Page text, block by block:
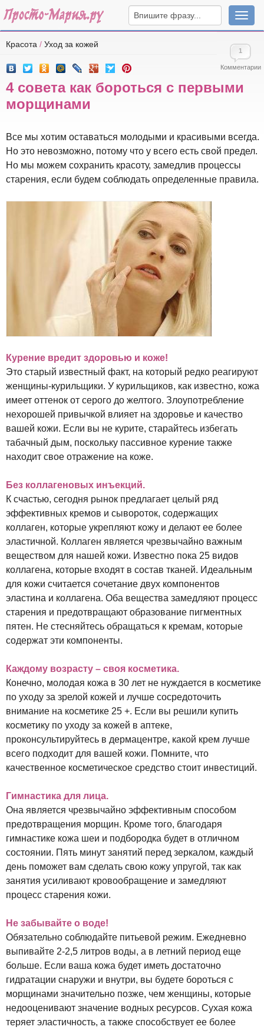
Красота / Уход за кожей
1
Комментарии
4 совета как бороться с первыми
морщинами
Все мы хотим оставаться молодыми и красивыми всегда.
Но это невозможно, потому что у всего есть свой предел.
Но мы можем сохранить красоту, замедлив процессы
старения, если будем соблюдать определенные правила.
Курение вредит здоровью и коже!
Это старый известный факт, на который редко реагируют
женщины-курильщики. У курильщиков, как известно, кожа
имеет оттенок от серого до желтого. Злоупотребление
нехорошей привычкой влияет на здоровье и качество
вашей кожи. Если вы не курите, старайтесь избегать
табачный дым, поскольку пассивное курение также
находит свое отражение на коже.
Без коллагеновых инъекций.
К счастью, сегодня рынок предлагает целый ряд
эффективных кремов и сывороток, содержащих
коллаген, которые укрепляют кожу и делают ее более
эластичной. Коллаген является чрезвычайно важным
веществом для нашей кожи. Известно пока 25 видов
коллагена, которые входят в состав тканей. Идеальным
для кожи считается сочетание двух компонентов
эластина и коллагена. Оба вещества замедляют процесс
старения и предотвращают образование пигментных
пятен. Не стесняйтесь обращаться к кремам, которые
содержат эти компоненты.
Каждому возрасту – своя косметика.
Конечно, молодая кожа в 30 лет не нуждается в косметике
по уходу за зрелой кожей и лучше сосредоточить
внимание на косметике 25 +. Если вы решили купить
косметику по уходу за кожей в аптеке,
проконсультируйтесь в дермацентре, какой крем лучше
всего подходит для вашей кожи. Помните, что
качественное косметическое средство стоит инвестиций.
Гимнастика для лица.
Она является чрезвычайно эффективным способом
предотвращения морщин. Кроме того, благодаря
гимнастике кожа шеи и подбородка будет в отличном
состоянии. Пять минут занятий перед зеркалом, каждый
день поможет вам сделать свою кожу упругой, так как
занятия усиливают кровообращение и замедляют
процесс старения кожи.
Не забывайте о воде!
Обязательно соблюдайте питьевой режим. Ежедневно
выпивайте 2-2,5 литров воды, а в летний период еще
больше. Если ваша кожа будет иметь достаточно
гидратации снаружи и внутри, вы будете бороться с
морщинами значительно позже, чем женщины, которые
недооценивают значение водных ресурсов. Сухая кожа
теряет эластичность, а также способствует ее более